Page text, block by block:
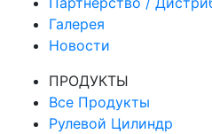
Галерея
Новости
ПРОДУКТЫ
Все Продукты
Рулевой Цилиндр